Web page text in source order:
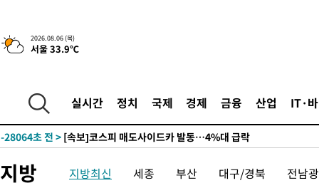
2026.08.06 (목)
서울 33.9℃
실시간 정치 국제 경제 금융 산업 IT·
2시간 전 >[속보] "이란-오만, 호르무즈 해협 통행 항로 합의" 이란 외무부 대
-28884초 전 >
[속보]경찰, '홍명보 선임 논란' 대한축구협회·축구회관 등 압
-28271초 전 >
상
-28064초 전 > [속보]코스피 매도사이드카 발동…4%대 급락
-24897초 전 >
서울 열대야 15일째 지속…비공식 '초열대야' 30도 넘어
지방 지방최신 세종 부산 대구/경북 전남